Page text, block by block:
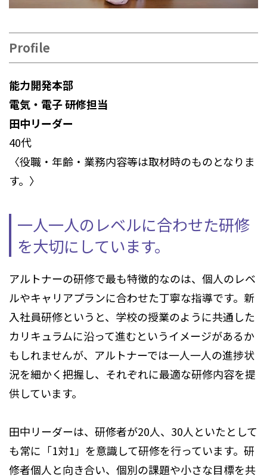
Profile
能力開発本部
電気・電子 研修担当
田中リーダー
40代
〈役職・年齢・業務内容等は取材時のものとなりま
す。〉
一人一人のレベルに合わせた研修
を大切にしています。
アルトナーの研修で最も特徴的なのは、個人のレベ
ルやキャリアプランに合わせた丁寧な指導です。新
入社員研修というと、学校の授業のように共通した
カリキュラムに沿って進むというイメージがあるか
もしれませんが、アルトナーでは一人一人の進捗状
況を細かく把握し、それぞれに最適な研修内容を提
供しています。
田中リーダーは、研修者が20人、30人といたとして
も常に「1対1」を意識して研修を行っています。研
修者個人と向き合い、個別の課題や小さな目標を共